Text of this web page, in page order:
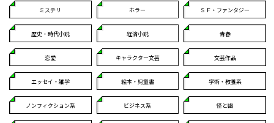
ミステリ ホラー ＳＦ・ファンタジー
歴史・時代小説 経済小説 青春
恋愛 キャラクター文芸 文芸作品
エッセイ・雑学 絵本・児童書 学術・教養系
ノンフィクション系 ビジネス系 怪と幽